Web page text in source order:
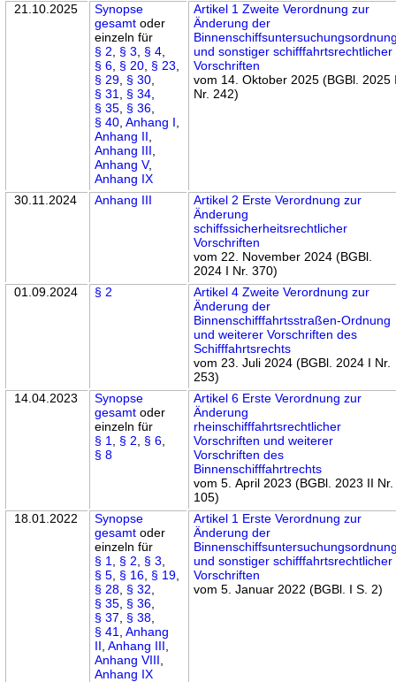
21.10.2025
Synopse
gesamt oder
einzeln für
§ 2
§ 3 § 4
§ 6 § 20 § 23
§ 29 § 30
§ 31
§ 34
§ 35 § 36
§ 40 ,Anhang I
Anhang II
Anhang III
Anhang V,
Anhang IX
Artikel 1 Zweite Verordnung zur
Änderung der
und sonstiger schifffahrtsrechtlicher
Vorschriften
vom 14. Oktober 2025 (BGBl. 2025
Nr. 242)
30.11.2024 Anhang III
Artikel 2 Erste Verordnung zur
Änderung
schiffssicherheitsrechtlicher
Vorschriften
vom 22. November 2024 (BGBl.
2024 I Nr. 370)
01.09.2024
§ 2
Artikel 4 Zweite Verordnung zur
Änderung der
Binnenschifffahrtsstraßen-Ordnung
und weiterer Vorschriften des
Schifffahrtsrechts
vom 23. Juli 2024 (BGBl. 2024 I Nr.
253)
14.04.2023
Synopse
gesamt oder
einzeln für
§ 1
§ 2 § 6
§ 8
Artikel 6 Erste Verordnung zur
Änderung
rheinschifffahrtsrechtlicher
Vorschriften und weiterer
Vorschriften des
Binnenschifffahrtrechts
vom 5. April 2023 (BGBl. 2023 II Nr.
105)
18.01.2022
Synopse
gesamt oder
einzeln für
§ 1
§ 2 § 3
§ 5 § 16 § 19
§ 28 § 32
§ 35 § 36
§ 37
§ 38
§ 41
,Anhang
II ,Anhang III
Anhang VIII
Anhang IX
Artikel 1 Erste Verordnung zur
Änderung der
und sonstiger schifffahrtsrechtlicher
Vorschriften
vom 5. Januar 2022 (BGBl. I S. 2)